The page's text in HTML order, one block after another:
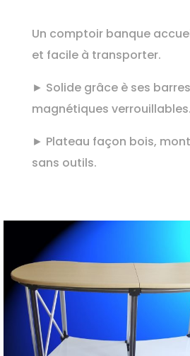
Un comptoir banque
et facile à transporter.
► Solide grâce è ses barres
magnétiques verrouillables.
► Plateau façon bois,
sans outils.